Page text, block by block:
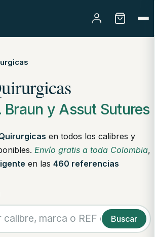
Braun y Assut Sutures
en todos los calibres y
Envío gratis a toda Colombia,
en las 460 referencias
Buscar